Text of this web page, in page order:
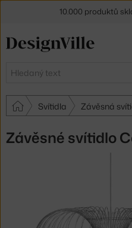
Hledat
Svítidla Závěsná
Závěsné svítidlo
10.000 produktů
Sleva 5 % pro